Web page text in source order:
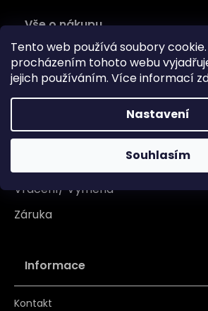
Tento web používá soubory
procházením tohoto webu
jejich používáním. Více informací
Nastavení
Souhlasím
Vše o nákupu
Doprava
Garance originality
Reklamace
Vrácení/ Výměna
Záruka
Informace
Kontakt